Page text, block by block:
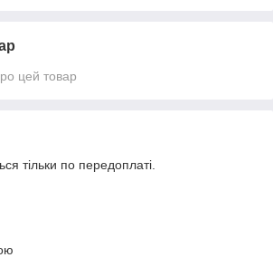
цей товар
тільки по передоплаті.